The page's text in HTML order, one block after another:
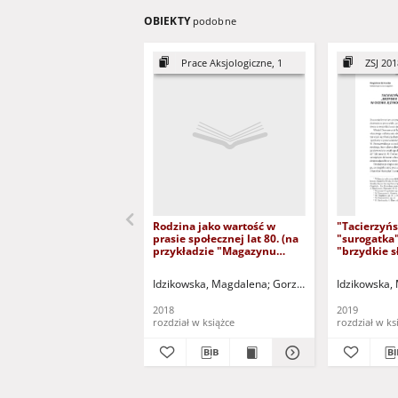
OBIEKTY podobne
Prace Aksjologiczne, 1
Rodzina jako wartość w
prasie społecznej lat 80. (na
przykładzie "Magazynu
social Press (based on
1989)
Idzikowska, Magdalena Gorzelana, Joanna - red.
2018
rozdział w książce
ZSJ
"brzydkie
"brat" -
connected
assessment
Idzikowska,
2019
rozdział w